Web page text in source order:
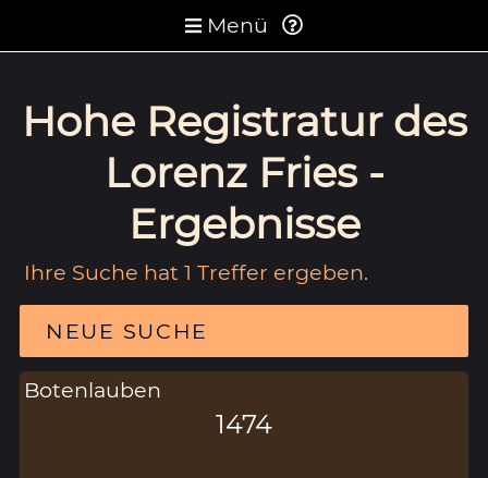
Menü
Hohe Registratur des
Lorenz Fries -
Ergebnisse
Ihre Suche hat 1 Treffer ergeben.
NEUE SUCHE
Botenlauben
1474